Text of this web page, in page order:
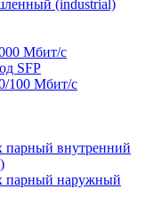
(industrial)
Мбит/с
SFP
100 Мбит/с
парный внутренний
парный наружный